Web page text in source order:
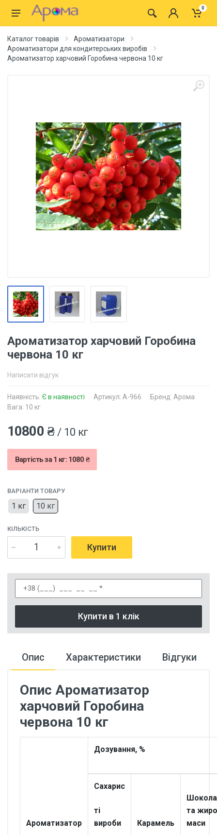
0
Каталог товарів
Ароматизатори
Ароматизатори для кондитерських виробів
Ароматизатор харчовий Горобина червона 10 кг
Ароматизатор харчовий Горобина
червона 10 кг
Написати відгук
Наявність: Є в наявності Артикул: A-966
Бренд: Арома
Вага: 10 кг
10800 ₴ / 10 кг
Вартість за 1 кг: 1080 ₴
ВАРІАНТИ ТОВАРУ
1 кг 10 кг
КІЛЬКІСТЬ
Купити
Купити в 1 клік
Опис Характеристики Відгуки
Опис Ароматизатор
харчовий Горобина
червона 10 кг
Ароматизатор
Дозування, %
Сахарис
ті
вироби
Карамель
та
маси